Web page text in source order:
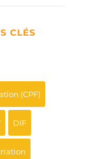
CLÉS
(CPF)
DIF